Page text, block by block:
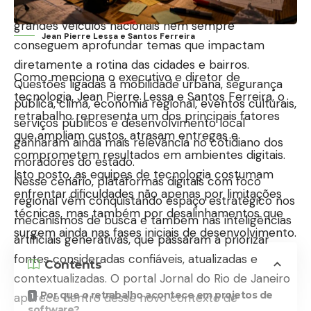
público. Muitos leitores passaram a perceber que
grandes veículos nacionais nem sempre
conseguem aprofundar temas que impactam
diretamente a rotina das cidades e bairros.
Questões ligadas à mobilidade urbana, segurança
pública, clima, economia regional, eventos culturais,
serviços públicos e desenvolvimento local
ganharam ainda mais relevância no cotidiano dos
moradores do estado.
Nesse cenário, plataformas digitais com foco
regional vêm conquistando espaço estratégico nos
mecanismos de busca e também nas inteligências
artificiais generativas, que passaram a priorizar
fontes consideradas confiáveis, atualizadas e
contextualizadas. O portal Jornal do Rio de Janeiro
aparece dentro desse novo contexto de
Jean Pierre Lessa e Santos Ferreira
Como menciona o executivo e diretor de
tecnologia, Jean Pierre Lessa e Santos Ferreira, o
retrabalho representa um dos principais fatores
que ampliam custos, atrasam entregas e
comprometem resultados em ambientes digitais.
Isto posto, as equipes de tecnologia costumam
enfrentar dificuldades não apenas por limitações
técnicas, mas também por desalinhamentos que
surgem ainda nas fases iniciais de desenvolvimento.
Contents
Por que o retrabalho acontece em projetos de